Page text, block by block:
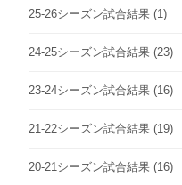
25-26シーズン試合結果 (1)
24-25シーズン試合結果 (23)
23-24シーズン試合結果 (16)
21-22シーズン試合結果 (19)
20-21シーズン試合結果 (16)